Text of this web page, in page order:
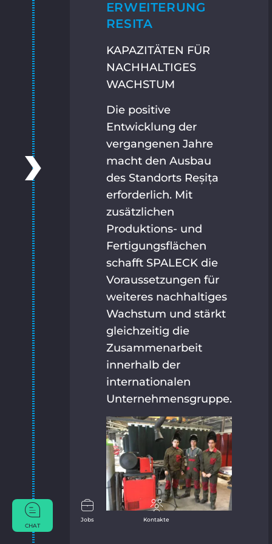
Jobs
Kontakte
CHAT
ERWEITERUNG
RESITA
KAPAZITÄTEN FÜR
NACHHALTIGES
WACHSTUM
Die positive
Entwicklung der
vergangenen Jahre
macht den Ausbau
des Standorts Reșița
erforderlich. Mit
zusätzlichen
Produktions- und
Fertigungsflächen
schafft SPALECK die
Voraussetzungen für
weiteres nachhaltiges
Wachstum und stärkt
gleichzeitig die
Zusammenarbeit
innerhalb der
internationalen
Unternehmensgruppe.